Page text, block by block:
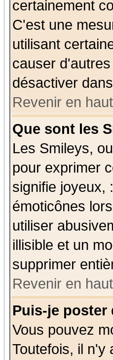
certainement
C'est une
utilisant
causer
désactiver
Revenir en
Que sont les
Les Smileys,
pour exprimer
signifie joyeux,
émoticônes
utiliser
illisible et un
supprimer
Revenir en
Puis-je poster
Vous pouvez
Toutefois, il n'y